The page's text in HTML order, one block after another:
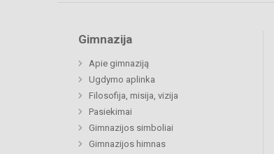
Gimnazija
Apie gimnaziją
Ugdymo aplinka
Filosofija, misija, vizija
Pasiekimai
Gimnazijos simboliai
Gimnazijos himnas